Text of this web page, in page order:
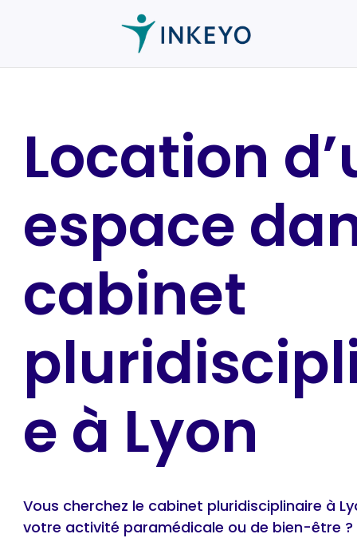
Location
espace
cabinet
e à Lyon
Vous cherchez le cabinet pluridisciplinaire à
votre activité paramédicale ou de bien-être ?